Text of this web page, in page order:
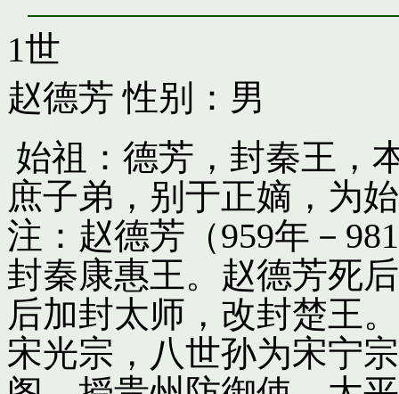
1世
赵德芳 性别：男
始祖：德芳，封秦王，
庶子弟，别于正嫡，为
注：赵德芳（959年－
封秦康惠王。赵德芳死
后加封太师，改封楚王
宋光宗，八世孙为宋宁